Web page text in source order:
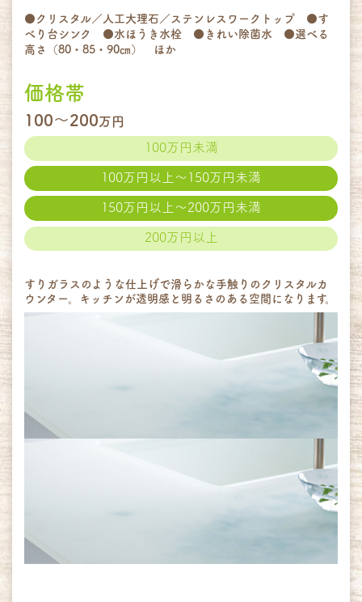
●クリスタル／人工大理石／ステンレスワークトップ ●す
べり台シンク ●水ほうき水栓 ●きれい除菌水 ●選べる
高さ（80・85・90㎝） ほか
価格帯
100～200万円
100万円未満
100万円以上～150万円未満
150万円以上～200万円未満
200万円以上
すりガラスのような仕上げで滑らかな手触りのクリスタルカ
ウンター。キッチンが透明感と明るさのある空間になります。